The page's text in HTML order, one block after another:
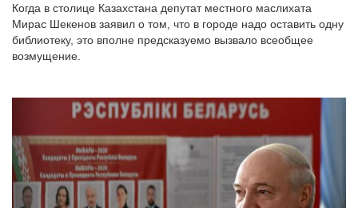
Когда в столице Казахстана депутат местного маслихата
Мирас Шекенов заявил о том, что в городе надо оставить одну
библиотеку, это вполне предсказуемо вызвало всеобщее
возмущение.